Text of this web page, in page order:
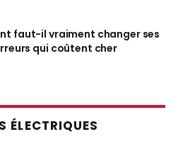
faut-il vraiment changer ses
qui coûtent cher
ÉLECTRIQUES